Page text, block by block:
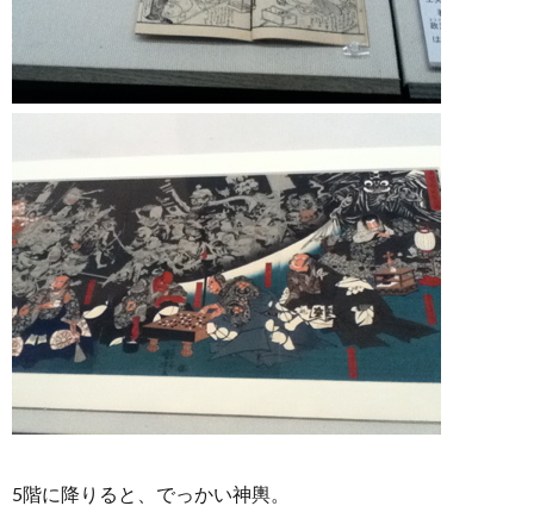
5階に降りると、でっかい神輿。